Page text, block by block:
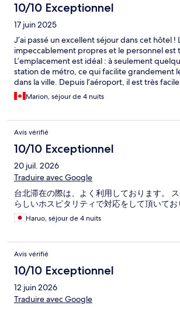
10/10 Exceptionnel
17 juin 2025
J’ai passé un excellent séjour dans cet hôtel !
impeccablement propres et le personnel est
L’emplacement est idéal : à seulement
station de métro, ce qui facilite grandement
dans la ville. Depuis l’aéroport, il est très
l’hôtel grâce à un autobus de type voyageur
près – un trajet confortable pour seulement
restaurants à proximité. En bonus, un
trouve à quelques minutes à pied. Je
cet hôtel !
Marion, séjour de 4 nuits
Avis vérifié
10/10 Exceptionnel
20 juil. 2026
Traduire avec Google
台北滞在の際は、よく利用しております。
らしいホスピタリティで対応をして頂いてお
Haruo, séjour de 4 nuits
Avis vérifié
10/10 Exceptionnel
12 juin 2026
Traduire avec Google